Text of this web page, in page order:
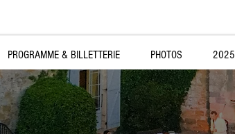
PROGRAMME & BILLETTERIE PHOTOS 2025